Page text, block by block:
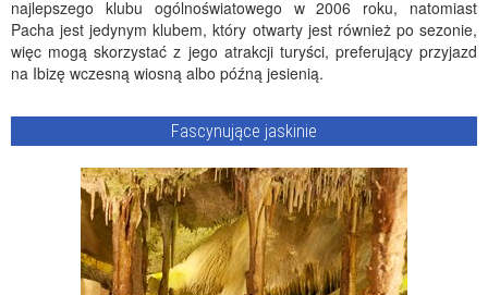
najlepszego klubu ogólnoświatowego w 2006 roku, natomiast
Pacha jest jedynym klubem, który otwarty jest również po sezonie,
więc mogą skorzystać z jego atrakcji turyści, preferujący przyjazd
na Ibizę wczesną wiosną albo późną jesienią.
Fascynujące jaskinie